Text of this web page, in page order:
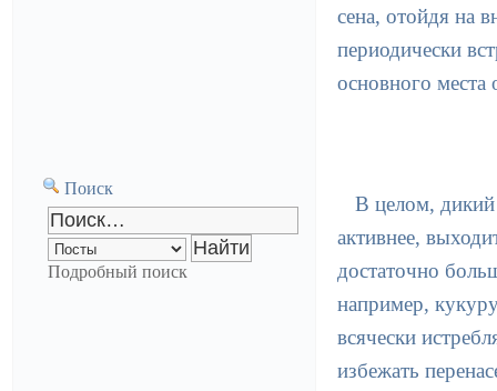
Поиск
Подробный поиск
сена, отойдя на
периодически
основного места
В целом, дикий
активнее,
достаточно
например,
всячески
избежать